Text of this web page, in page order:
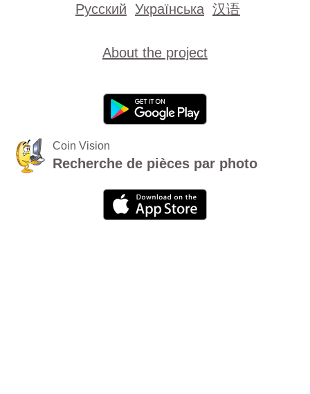
Русский Українська 汉语
About the project
Coin Vision
Recherche de pièces par photo